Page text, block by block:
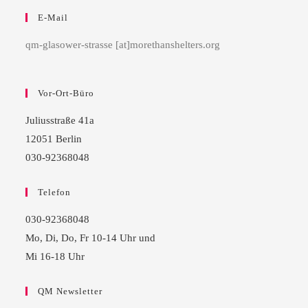
E-Mail
qm-glasower-strasse [at]morethanshelters.org
Vor-Ort-Büro
Juliusstraße 41a
12051 Berlin
030-92368048
Telefon
030-92368048
Mo, Di, Do, Fr 10-14 Uhr und
Mi 16-18 Uhr
QM Newsletter